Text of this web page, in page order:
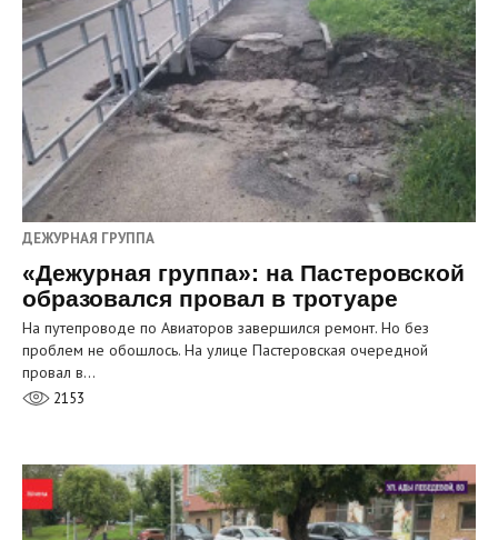
ДЕЖУРНАЯ ГРУППА
«Дежурная группа»: на Пастеровской
образовался провал в тротуаре
На путепроводе по Авиаторов завершился ремонт. Но без
проблем не обошлось. На улице Пастеровская очередной
провал в…
2153